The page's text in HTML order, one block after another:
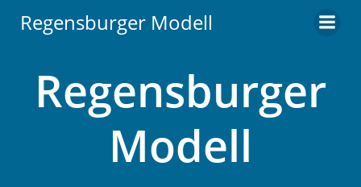
Inhalt
Regensburger Modell
Regensburger
Modell